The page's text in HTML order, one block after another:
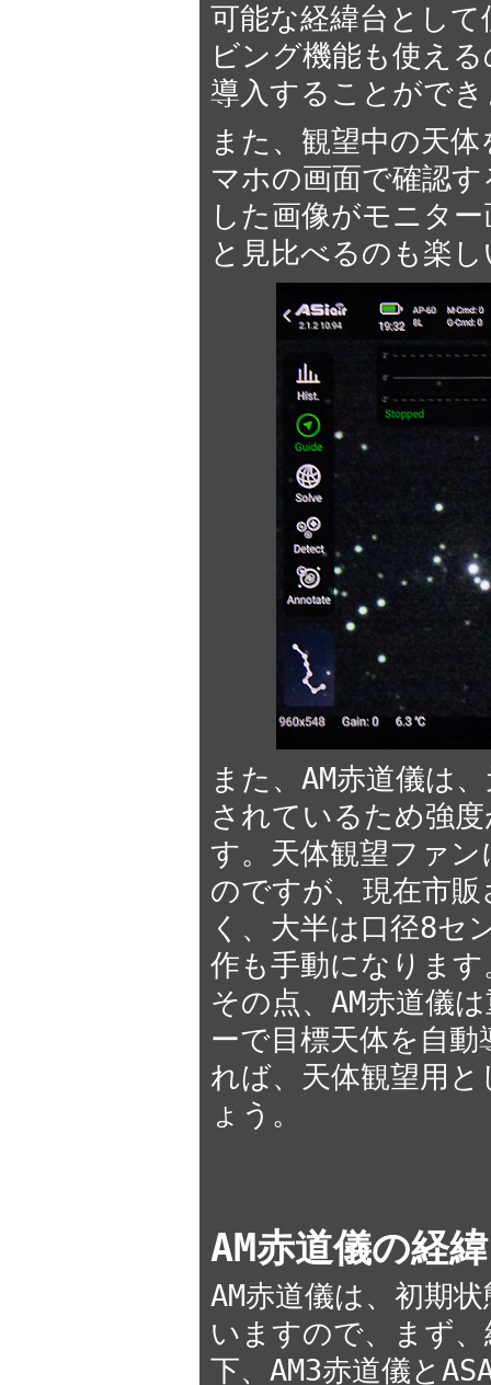
可能な経緯台とし
ビング機能も使え
導入することがで
また、観望中の天
マホの画面で確認
した画像がモニタ
と見比べるのも楽
また、AM赤道儀は
されているため強
す。天体観望ファ
のですが、現在市
く、大半は口径8セ
作も手動になります
その点、AM赤道儀
ーで目標天体を自
れば、天体観望用
ょう。
AM赤道儀の経
AM赤道儀は、初期
いますので、まず
下、AM3赤道儀と